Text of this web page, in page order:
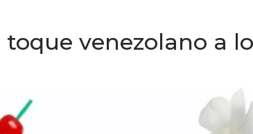
venezolano a